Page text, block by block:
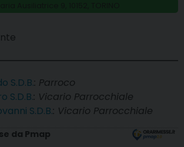
S.D.B. : Parroco
S.D.B. : Vicario Parrocchiale
S.D.B. : Vicario Parrocchiale
da Pmap